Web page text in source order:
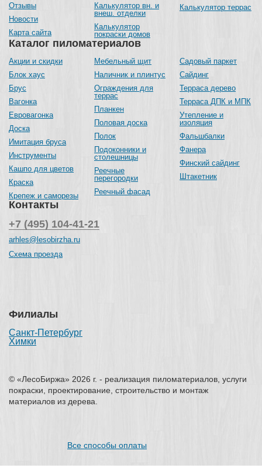
Каталог пиломатериалов
Акции и скидки
Блок хаус
Брус
Вагонка
Евровагонка
Доска
Имитация бруса
Инструменты
Кашпо для цветов
Краска
Крепеж и саморезы
Мебельный щит
Наличник и плинтус
Ограждения для
террас
Планкен
Половая доска
Полок
Подоконники и
столешницы
Реечные
перегородки
Реечный фасад
Садовый паркет
Сайдинг
Терраса дерево
Терраса ДПК и МПК
Утепление и
изоляция
Фальшбалки
Фанера
Финский сайдинг
Штакетник
Отзывы
Новости
Карта сайта
Калькулятор вн. и
внеш. отделки
Калькулятор
покраски домов
Калькулятор террас
Контакты
+7 (495) 104-41-21
arhles@lesobirzha.ru
Схема проезда
Филиалы
Санкт-Петербург
Химки
© «ЛесоБиржа» 2026 г. - реализация пиломатериалов, услуги
покраски, проектирование, строительство и монтаж
материалов из дерева.
Все способы оплаты